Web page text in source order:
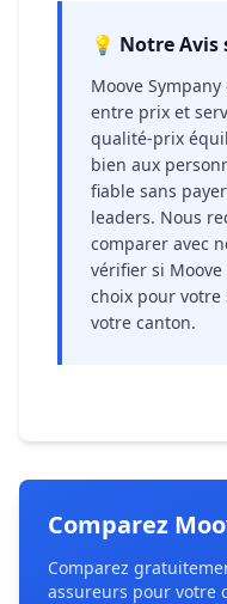
💡 Notre Avis
Moove
entre prix et
qualité-prix
bien aux
fiable sans
leaders. Nous
comparer avec
vérifier si
choix pour
votre canton.
Comparez
Comparez
assureurs pour votre